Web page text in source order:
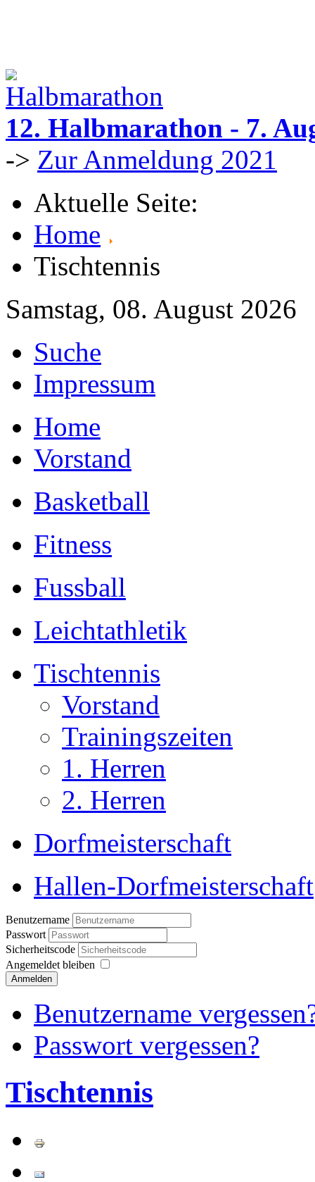
12. Halbmarathon - 7.
-> Zur Anmeldung 2021
Aktuelle Seite:
Home
Tischtennis
Samstag, 08. August 2026
Suche
Impressum
Home
Vorstand
Basketball
Fitness
Fussball
Leichtathletik
Tischtennis
Vorstand
Trainingszeiten
1. Herren
2. Herren
Dorfmeisterschaft
Hallen-Dorfmeisterschaft
Benutzername
Passwort
Sicherheitscode
Angemeldet bleiben
Anmelden
Benutzername
Passwort vergessen?
Tischtennis